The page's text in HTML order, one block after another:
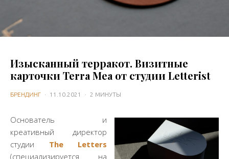
Изысканный терракот. Визитные
карточки Terra Mea от студии Letterist
БРЕНДИНГ · 11.10.2021 · 2 МИНУТЫ
Основатель и
креативный директор
студии The Letters
(специализируется на